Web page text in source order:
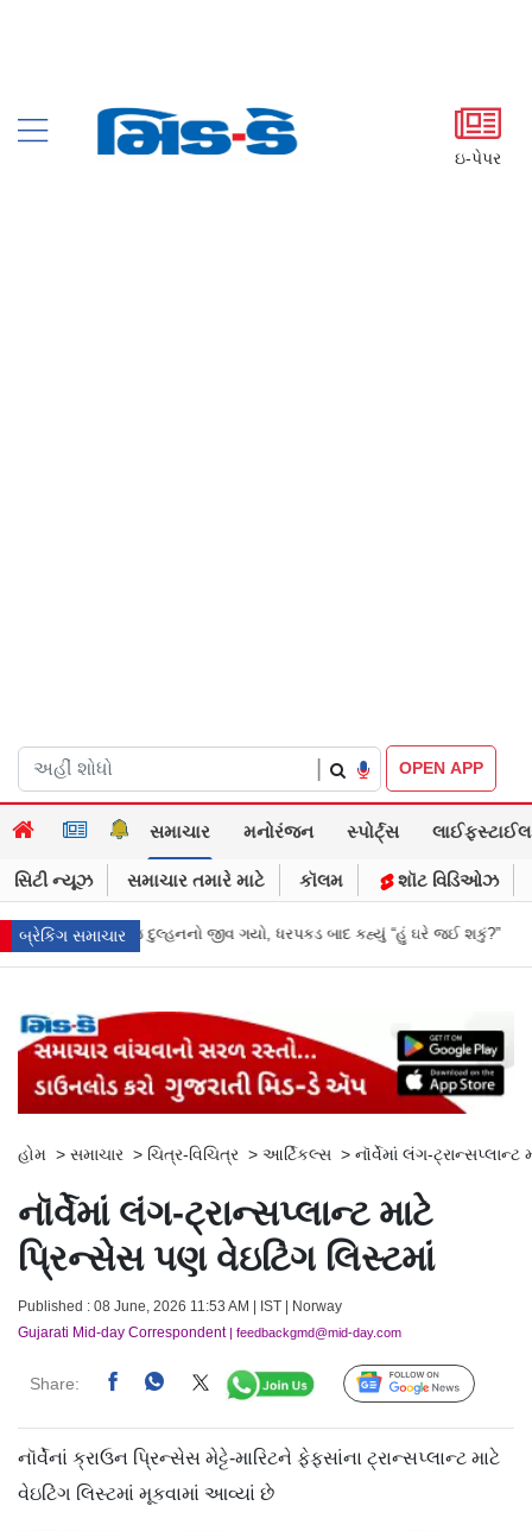
ઇ-પેપર
OPEN APP
સમાચાર મનોરંજન સ્પોર્ટ્સ લાઈફસ્ટાઈલ
સિટી ન્યૂઝ સમાચાર તમારે માટે કૉલમ શૉટ વિડિઓઝ
બ્રેકિંગ સમાચાર
બાદ કહ્યું “હું ઘરે જઈ શકું?” ‘હું બાબા બાગેશ્વર નથી...’: IIT દિલ્હીમાં
હોમ > સમાચાર > ચિત્ર-વિચિત્ર > આર્ટિકલ્સ > નૉર્વેમાં લંગ-
નૉર્વેમાં લંગ-ટ્રાન્સપ્લાન્ટ માટે
પ્રિન્સેસ પણ વેઇટિંગ લિસ્ટમાં
Published : 08 June, 2026 11:53 AM | IST | Norway
Gujarati Mid-day Correspondent| feedbackgmd@mid-day.com
Share: Follow Us
નૉર્વેનાં ક્રાઉન પ્રિન્સેસ મેટ્ટે-મારિટને ફેફસાંના ટ્રાન્સપ્લાન્ટ માટે
વેઇટિંગ લિસ્ટમાં મૂકવામાં આવ્યાં છે